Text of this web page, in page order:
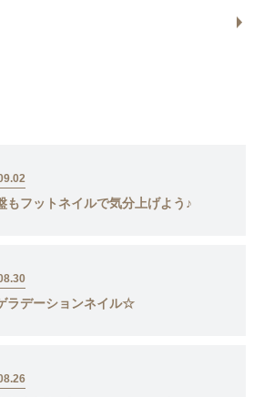
もフットネイルで気分上げよう♪
ラデーションネイル☆